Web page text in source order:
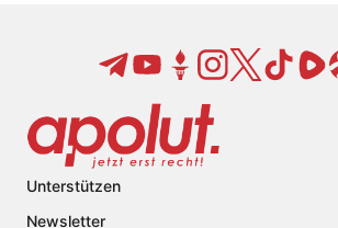
Unterstützen
Newsletter